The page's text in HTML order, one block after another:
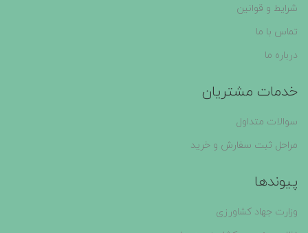
شرایط و قوانین
تماس با ما
درباره ما
خدمات مشتریان
سوالات متداول
مراحل ثبت سفارش و خرید
پیوندها
وزارت جهاد کشاورزی